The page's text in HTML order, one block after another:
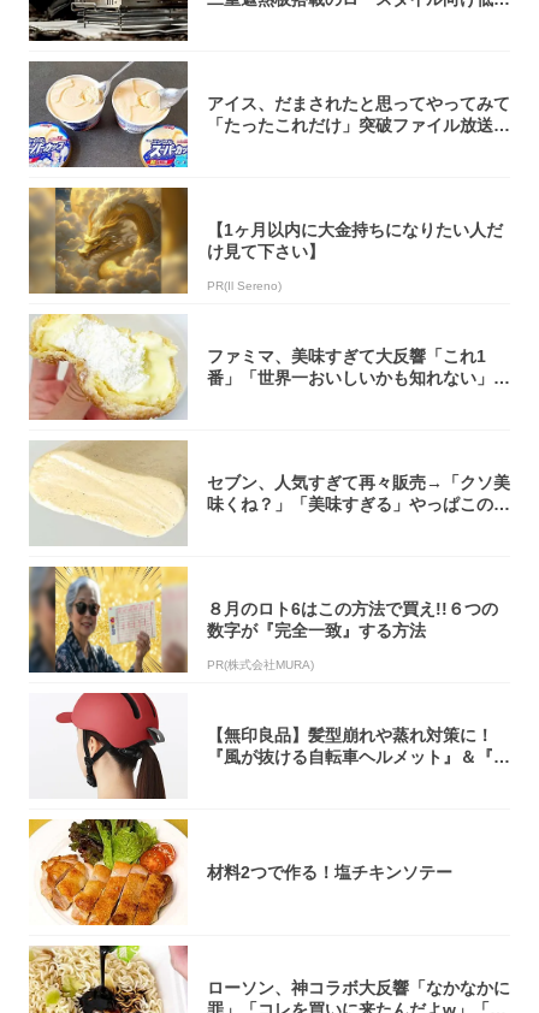
アイス、だまされたと思ってやってみて
「たったこれだけ」突破ファイル放送で
【1ヶ月以内に大金持ちになりたい人だ
け見て下さい】
PR(Il Sereno)
ファミマ、美味すぎて大反響「これ1
番」「世界一おいしいかも知れない」
セブン、人気すぎて再々販売→「クソ美
味くね？」「美味すぎる」やっぱこのク
８月のロト6はこの方法で買え!!６つの
数字が『完全一致』する方法
PR(株式会社MURA)
【無印良品】髪型崩れや蒸れ対策に！
『風が抜ける自転車ヘルメット』＆『2
材料2つで作る！塩チキンソテー
ローソン、神コラボ大反響「なかなかに